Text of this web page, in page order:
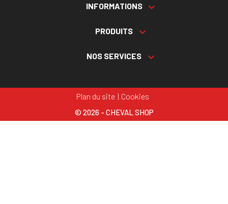
INFORMATIONS 
PRODUITS 
NOS SERVICES 
Plan du site Cookies
© 2026 - CHEVAL SHOP